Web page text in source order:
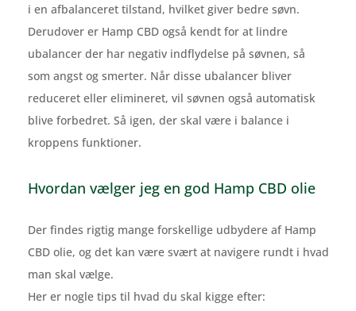
i en afbalanceret tilstand, hvilket giver bedre søvn.
Derudover er Hamp CBD også kendt for at lindre
ubalancer der har negativ indflydelse på søvnen, så
som angst og smerter. Når disse ubalancer bliver
reduceret eller elimineret, vil søvnen også automatisk
blive forbedret. Så igen, der skal være i balance i
kroppens funktioner.
Hvordan vælger jeg en god Hamp CBD olie
Der findes rigtig mange forskellige udbydere af Hamp
CBD olie, og det kan være svært at navigere rundt i hvad
man skal vælge.
Her er nogle tips til hvad du skal kigge efter: